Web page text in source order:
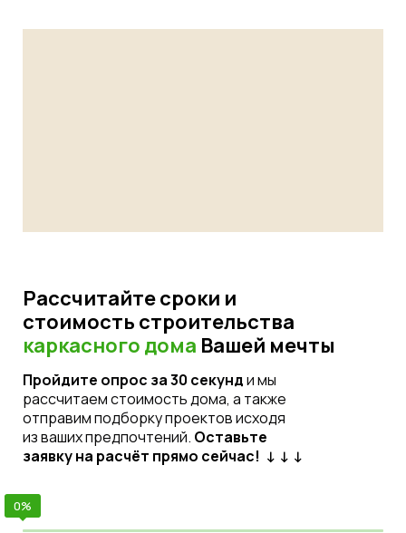
Рассчитайте сроки и
стоимость строительства
каркасного дома Вашей мечты
Пройдите опрос за 30 секунди мы
рассчитаем стоимость дома, а также
отправимподборку проектов исходя
из ваших предпочтений. Оставьте
заявку на расчёт прямо сейчас! ↓ ↓ ↓